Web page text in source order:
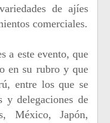
de ajíes
comerciales.
a este evento, que
en su rubro y que
entre los que se
y delegaciones de
México, Japón,